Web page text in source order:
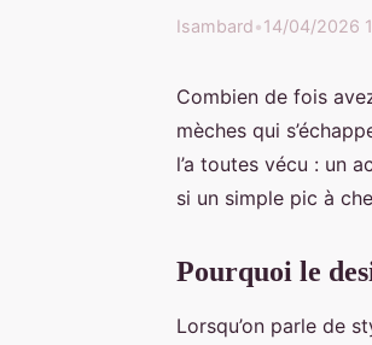
Isambard•14/04/2026
Combien de fois
mèches qui
l’a toutes vécu : un
si un simple pic à
Pourquoi le
Lorsqu’on parle de